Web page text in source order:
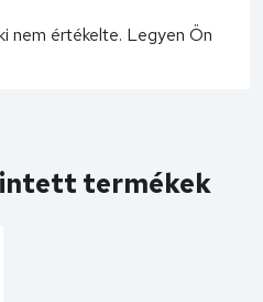
nem értékelte. Legyen Ön
termékek